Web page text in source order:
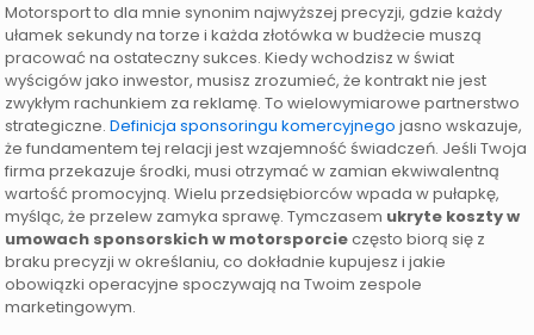
Motorsport to dla mnie synonim najwyższej precyzji, gdzie każdy
ułamek sekundy na torze i każda złotówka w budżecie muszą
pracować na ostateczny sukces. Kiedy wchodzisz w świat
wyścigów jako inwestor, musisz zrozumieć, że kontrakt nie jest
zwykłym rachunkiem za reklamę. To wielowymiarowe partnerstwo
strategiczne.Definicja sponsoringu komercyjnego jasno wskazuje,
że fundamentem tej relacji jest wzajemność świadczeń. Jeśli Twoja
firma przekazuje środki, musi otrzymać w zamian ekwiwalentną
wartość promocyjną. Wielu przedsiębiorców wpada w pułapkę,
myśląc, że przelew zamyka sprawę. Tymczasem ukryte koszty w
umowach sponsorskich w motorsporcieczęsto biorą się z
braku precyzji w określaniu, co dokładnie kupujesz i jakie
obowiązki operacyjne spoczywają na Twoim zespole
marketingowym.